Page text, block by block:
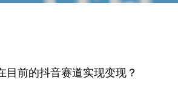
目前的抖音赛道实现变现？